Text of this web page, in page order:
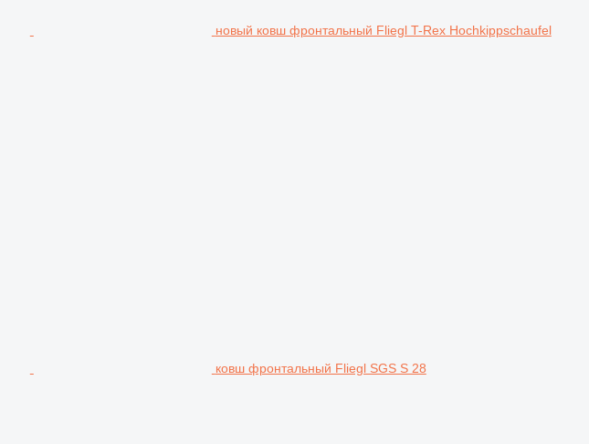
новый ковш фронтальный Fliegl T-Rex Hochkippschaufel
ковш фронтальный Fliegl SGS S 28